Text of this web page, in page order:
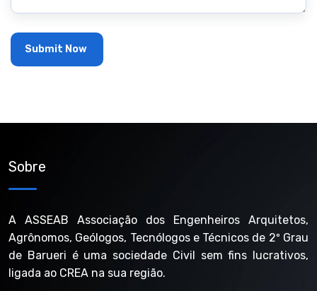
Sobre
A ASSEAB Associação dos Engenheiros Arquitetos,
Agrônomos, Geólogos, Tecnólogos e Técnicos de 2º Grau
de Barueri é uma sociedade Civil sem fins lucrativos,
ligada ao CREA na sua região.